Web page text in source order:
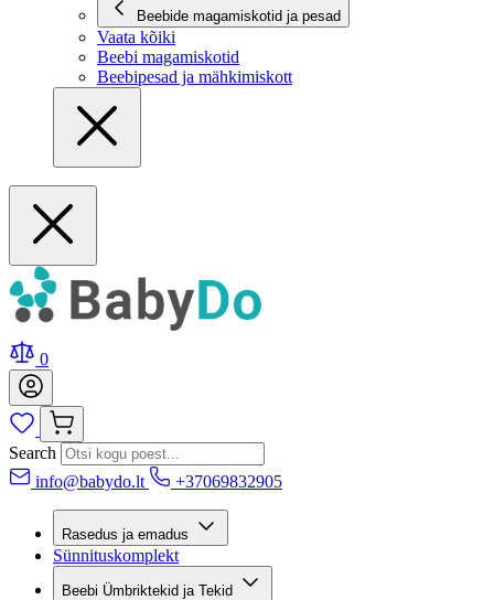
Beebide magamiskotid ja pesad
Vaata kõiki
Beebi magamiskotid
Beebipesad ja mähkimiskott
0
Search
info@babydo.lt
+37069832905
Rasedus ja emadus
Sünnituskomplekt
Beebi Ümbriktekid ja Tekid